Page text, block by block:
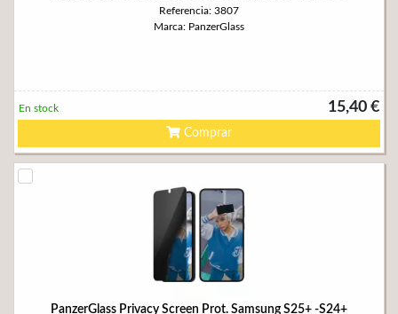
Referencia: 3807
Marca: PanzerGlass
15,40 €
En stock
Comprar
PanzerGlass Privacy Screen Prot. Samsung S25+ -S24+